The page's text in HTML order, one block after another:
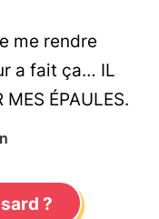
me rendre
a fait ça… IL
ÉPAULES.
?